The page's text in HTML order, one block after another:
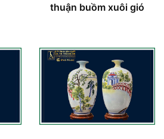
thuận buồm xuôi gió